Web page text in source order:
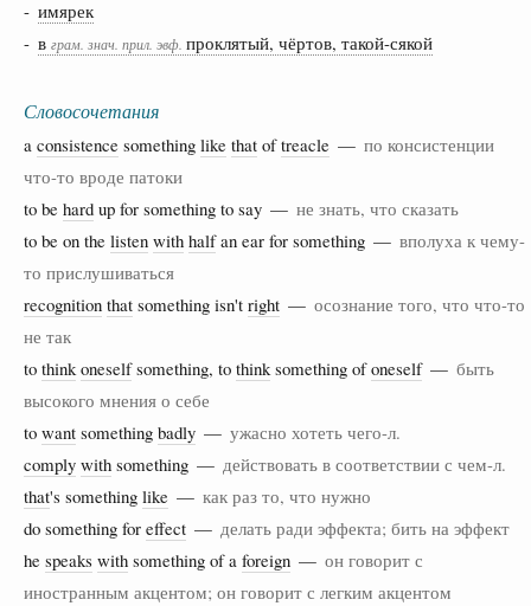
- имярек
- в грам. знач. прил. эвф. проклятый, чёртов, такой-сякой
Словосочетания
a consistence something like that oftreacle — по консистенции
что-то вроде патоки
to be hard up for something to say — не знать, что сказать
to be on the listen with halfan ear for something — вполуха к чему-
то прислушиваться
recognition that something isn't right — осознание того, что что-то
не так
to think oneselfsomething, to think something ofoneself— быть
высокого мнения о себе
to want something badly — ужасно хотеть чего-л.
comply with something — действовать в соответствии с чем-л.
that's something like — как раз то, что нужно
do something for effect — делать ради эффекта; бить на эффект
he speaks with something of a foreign — он говорит с
иностранным акцентом; он говорит с легким акцентом